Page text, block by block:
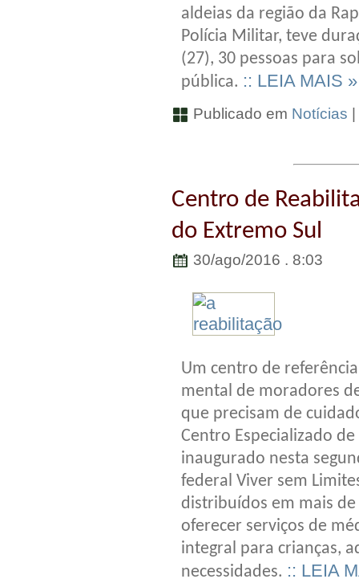
aldeias da região da
Polícia Militar, teve
(27), 30 pessoas para
pública. :: LEIA MAIS »
Publicado em Notícias |
Centro de
do Extremo Sul
30/ago/2016 . 8:03
Um centro de
mental de moradores
que precisam de
Centro Especializado
inaugurado nesta
federal Viver sem
distribuídos em mais
oferecer serviços de
integral para crianças,
necessidades. :: LEIA